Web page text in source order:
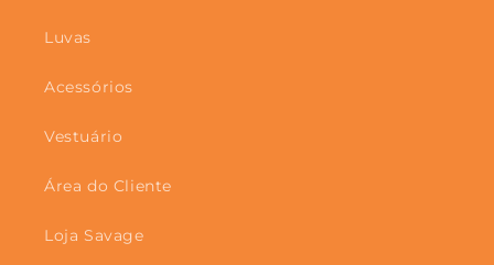
Luvas
Acessórios
Vestuário
Área do Cliente
Loja Savage